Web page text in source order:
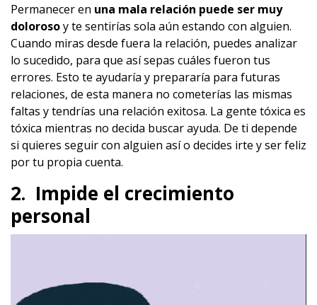
Permanecer en una mala relación puede ser muy
dolorosoy te sentirías sola aún estando con alguien.
Cuando miras desde fuera la relación, puedes analizar
lo sucedido, para que así sepas cuáles fueron tus
errores. Esto te ayudaría y prepararía para futuras
relaciones, de esta manera no cometerías las mismas
faltas y tendrías una relación exitosa. La gente tóxica es
tóxica mientras no decida buscar ayuda. De ti depende
si quieres seguir con alguien así o decides irte y ser feliz
por tu propia cuenta.
2. Impide el crecimiento
personal